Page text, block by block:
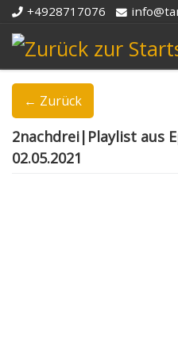
+4928717076
← Zurück
2nachdrei|Playlist aus
02.05.2021